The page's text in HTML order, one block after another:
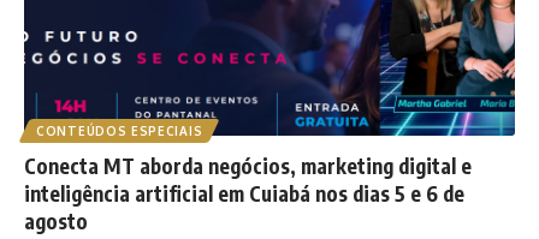
CONTEÚDOS ESPECIAIS
Conecta MT aborda negócios, marketing digital e
inteligência artificial em Cuiabá nos dias 5 e 6 de
agosto